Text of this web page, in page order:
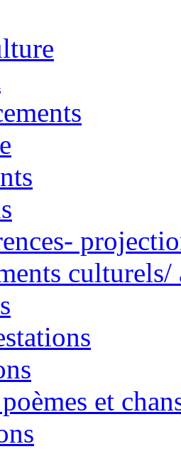
culturels/
et